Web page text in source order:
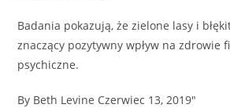
Badania pokazują, że zielone lasy i
znaczący pozytywny wpływ na zdrowie
psychiczne.
By Beth Levine Czerwiec 13, 2019"